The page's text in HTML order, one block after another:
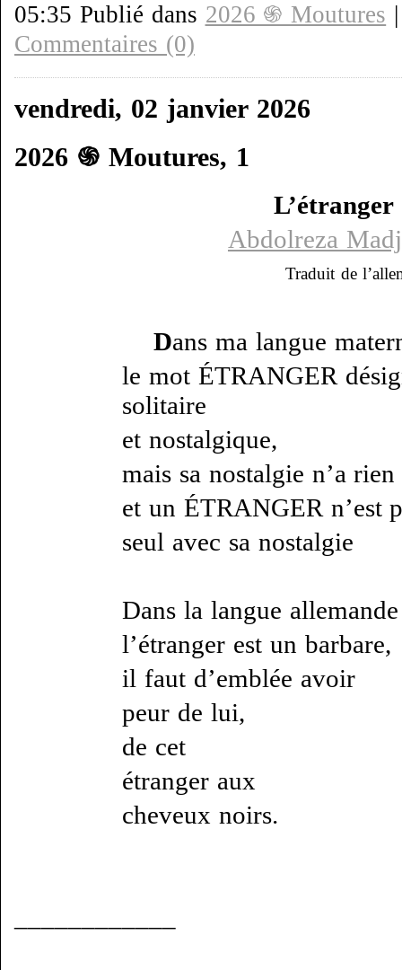
05:35 Publié dans 2026 ֍ Moutures
Commentaires (0)
vendredi, 02 janvier 2026
2026 ֍ Moutures, 1
L’étranger
Abdolreza
Traduit de
Dans ma langue
le mot ÉTRANGER
solitaire
et nostalgique,
mais sa nostalgie n’a rien
et un ÉTRANGER n’est
seul avec sa nostalgie
Dans la langue allemande
l’étranger est un barbare,
il faut d’emblée avoir
peur de lui,
de cet
étranger aux
cheveux noirs.